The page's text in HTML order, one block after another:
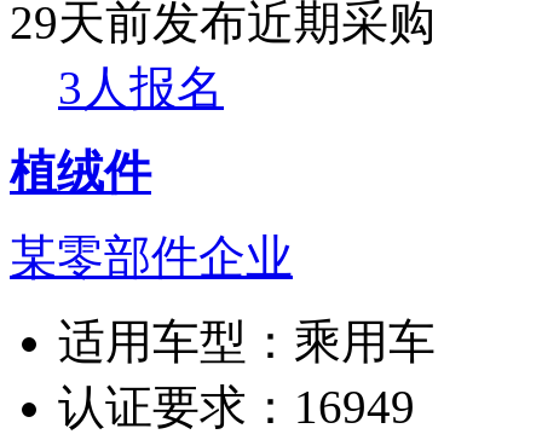
29天前发布近期采购
3人报名
植绒件
某零部件企业
适用车型： 乘用车
认证要求： 16949